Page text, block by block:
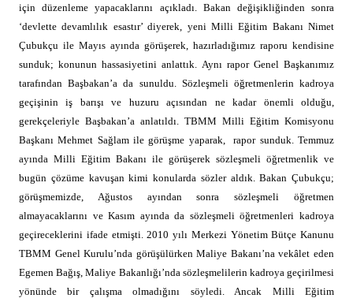
için düzenleme yapacaklarını açıkladı. Bakan değişikliğinden sonra
‘devlette devamlılık esastır’ diyerek, yeni Milli Eğitim Bakanı Nimet
Çubukçu ile Mayıs ayında görüşerek, hazırladığımız raporu kendisine
sunduk; konunun hassasiyetini anlattık. Aynı rapor Genel Başkanımız
tarafından Başbakan’a da sunuldu. Sözleşmeli öğretmenlerin kadroya
geçişinin iş barışı ve huzuru açısından ne kadar önemli olduğu,
gerekçeleriyle Başbakan’a anlatıldı. TBMM Milli Eğitim Komisyonu
Başkanı Mehmet Sağlam ile görüşme yaparak,
rapor sunduk. Temmuz
ayında Milli Eğitim Bakanı ile görüşerek sözleşmeli öğretmenlik ve
bugün çözüme kavuşan kimi konularda sözler aldık. Bakan Çubukçu;
görüşmemizde, Ağustos ayından sonra sözleşmeli öğretmen
almayacaklarını ve Kasım ayında da sözleşmeli öğretmenleri kadroya
geçireceklerini ifade etmişti. 2010 yılı Merkezi Yönetim Bütçe Kanunu
TBMM Genel Kurulu’nda görüşülürken Maliye Bakanı’na vekâlet eden
Egemen Bağış, Maliye Bakanlığı’nda sözleşmelilerin kadroya geçirilmesi
yönünde bir çalışma olmadığını söyledi. Ancak Milli Eğitim